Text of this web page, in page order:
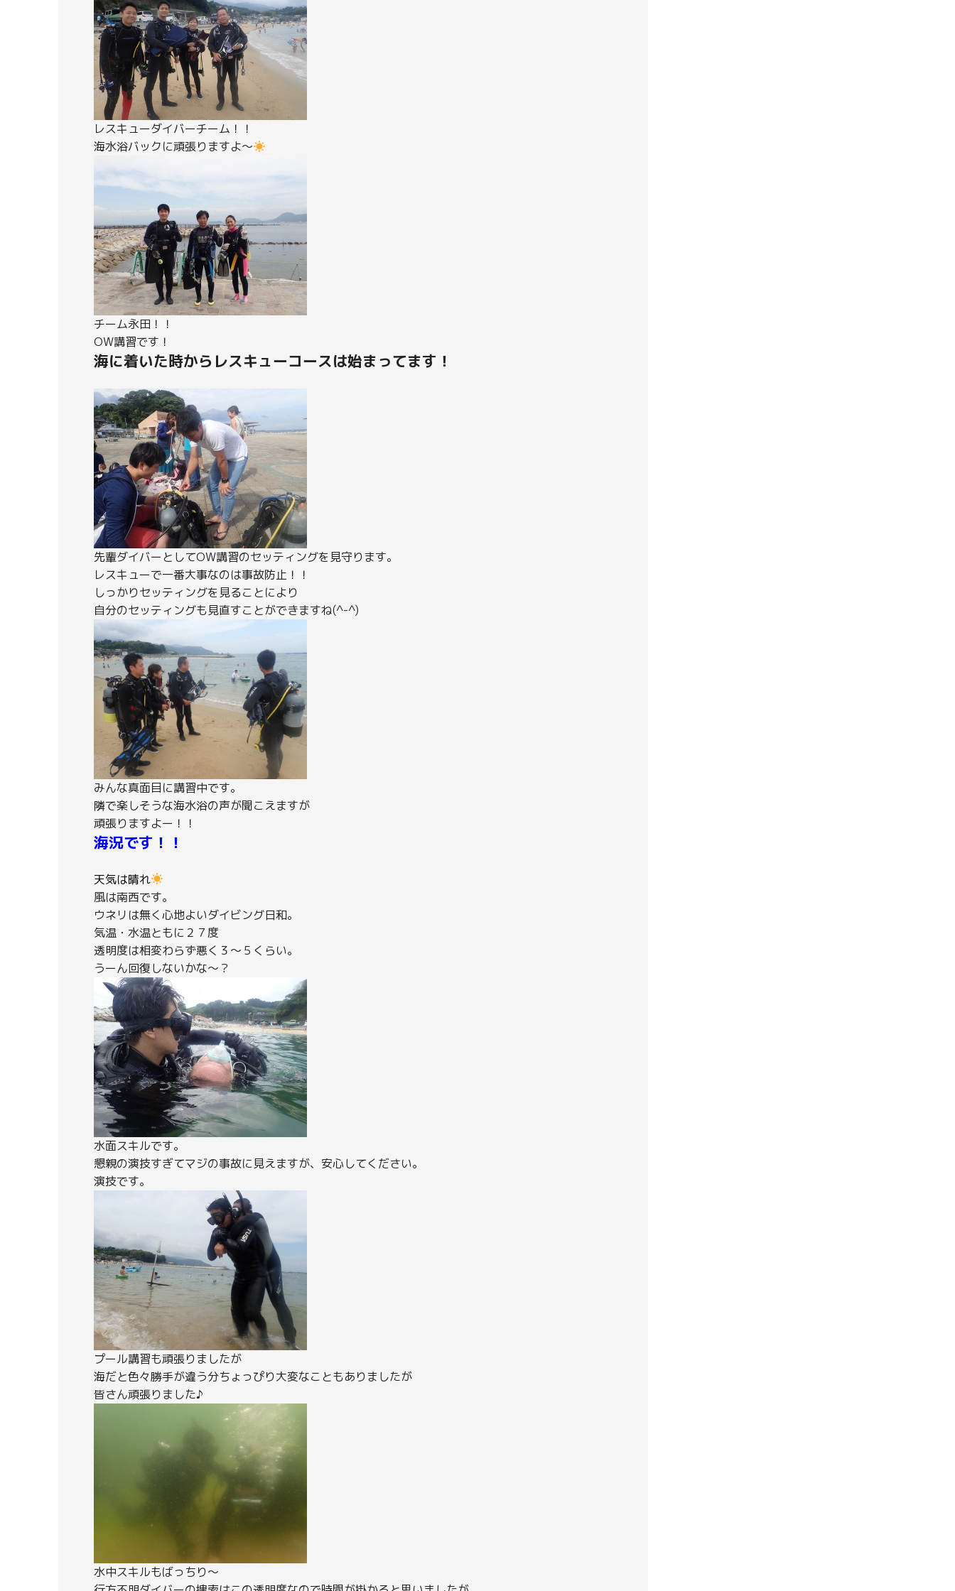
レスキューダイバーチーム！！
海水浴バックに頑張りますよ～
チーム永田！！
OW講習です！
海に着いた時からレスキューコースは始まってます！
先輩ダイバーとしてOW講習のセッティングを見守ります。
レスキューで一番大事なのは事故防止！！
しっかりセッティングを見ることにより
自分のセッティングも見直すことができますね(^-^)
みんな真面目に講習中です。
隣で楽しそうな海水浴の声が聞こえますが
頑張りますよー！！
海況です！！
天気は晴れ
風は南西です。
ウネリは無く心地よいダイビング日和。
気温・水温ともに２７度
透明度は相変わらず悪く３～５くらい。
うーん回復しないかな～？
水面スキルです。
懇親の演技すぎてマジの事故に見えますが、安心してください。
演技です。
プール講習も頑張りましたが
海だと色々勝手が違う分ちょっぴり大変なこともありましたが
皆さん頑張りました♪
水中スキルもばっちり～